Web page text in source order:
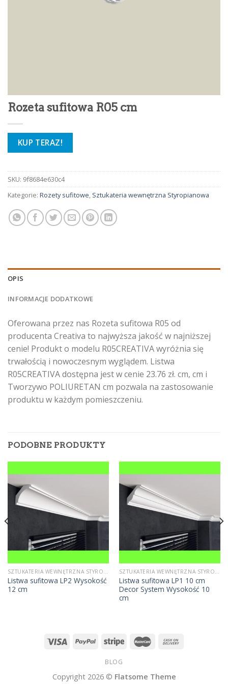
Rozeta sufitowa R05 cm
KUP TERAZ!
SKU: 9f8684e630c4
Kategorie: Rozety sufitowe, Sztukateria wewnętrzna Styropianowa
OPIS
INFORMACJE DODATKOWE
Oferowana przez nas Rozeta sufitowa R05 od
producenta Creativa to najwyższa jakość w najniższej
cenie! Produkt o modelu R05CREATIVA wyróżnia się
trwałością i nowoczesnym wyglądem. Listwa
R05CREATIVA dostępna jest w cenie 23.76 zł. cm, cm i
Tworzywo POLIURETAN cm pozwala na zastosowanie
produktu w każdym pomieszczeniu.
PODOBNE PRODUKTY
SZTUKATERIA WEWNĘTRZNA STYROPIANOWA
Listwa sufitowa LP2 Wysokość
12 cm
SZTUKATERIA WEWNĘTRZNA STYROPIANOWA
Listwa sufitowa LP1 10 cm
Decor System Wysokość 10
cm
BLOG
Copyright 2026 © Flatsome Theme